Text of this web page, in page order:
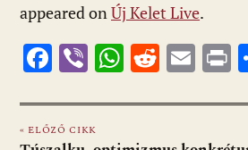
appeared onÚj Kelet Live.
F
e
Vi
er
W
at
R
d
E
ai t
« ELŐZŐ CIKK